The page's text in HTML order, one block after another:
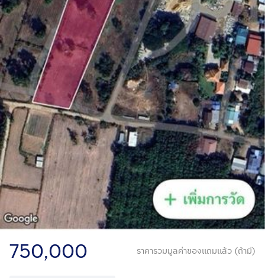
750,000 ราคารวมมูลค่าของแถมแล้ว (ถ้ามี)